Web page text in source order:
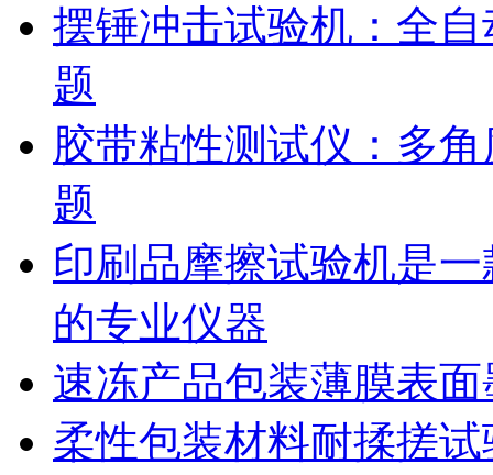
摆锤冲击试验机：全
题
胶带粘性测试仪：多
题
印刷品摩擦试验机是
的专业仪器
速冻产品包装薄膜表
柔性包装材料耐揉搓